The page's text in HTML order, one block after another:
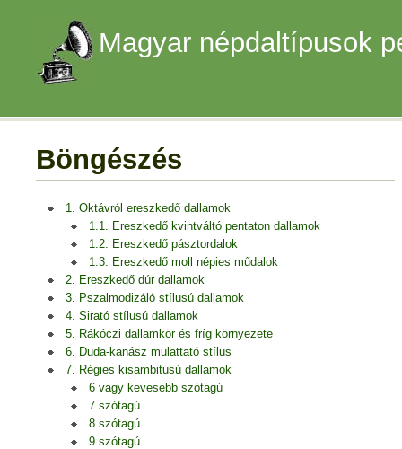
Magyar népdaltípusok
Böngészés
1. Oktávról ereszkedő dallamok
1.1. Ereszkedő kvintváltó pentaton dallamok
1.2. Ereszkedő pásztordalok
1.3. Ereszkedő moll népies műdalok
2. Ereszkedő dúr dallamok
3. Pszalmodizáló stílusú dallamok
4. Sirató stílusú dallamok
5. Rákóczi dallamkör és fríg környezete
6. Duda-kanász mulattató stílus
7. Régies kisambitusú dallamok
6 vagy kevesebb szótagú
7 szótagú
8 szótagú
9 szótagú